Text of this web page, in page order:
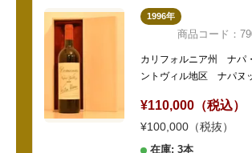
1996年
商品コード：
カリフォルニア州 ナパ
ントヴィル地区 ナパヌ
¥110,000（税込）
¥100,000（税抜）
在庫: 3本